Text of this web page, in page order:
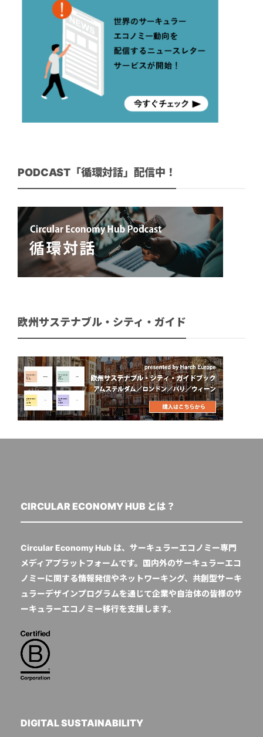
PODCAST「循環対話」配信中！
欧州サステナブル・シティ・ガイド
CIRCULAR ECONOMY HUB とは？
Circular Economy Hub は、サーキュラーエコノミー専門
メディアプラットフォームです。国内外のサーキュラーエコ
ノミーに関する情報発信やネットワーキング、共創型サーキ
ュラーデザインプログラムを通じて企業や自治体の皆様のサ
ーキュラーエコノミー移行を支援します。
DIGITAL SUSTAINABILITY